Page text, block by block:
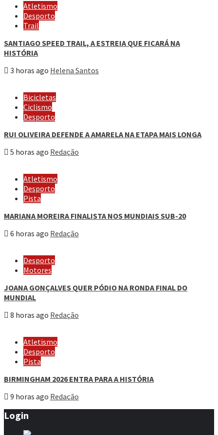
Atletismo
Desporto
Trail
SANTIAGO SPEED TRAIL, A ESTREIA QUE FICARÁ NA
HISTÓRIA
3 horas ago Helena Santos
Bicicletas
Ciclismo
Desporto
RUI OLIVEIRA DEFENDE A AMARELA NA ETAPA MAIS LONGA
5 horas ago Redação
Atletismo
Desporto
Pista
MARIANA MOREIRA FINALISTA NOS MUNDIAIS SUB-20
6 horas ago Redação
Desporto
Motores
JOANA GONÇALVES QUER PÓDIO NA RONDA FINAL DO
MUNDIAL
8 horas ago Redação
Atletismo
Desporto
Pista
BIRMINGHAM 2026 ENTRA PARA A HISTÓRIA
9 horas ago Redação
Login